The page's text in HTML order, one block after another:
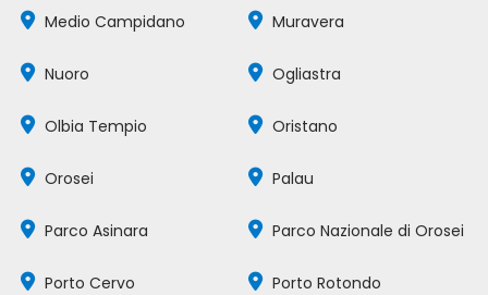
Medio Campidano Muravera
Nuoro Ogliastra
Olbia Tempio Oristano
Orosei Palau
Parco Asinara Parco Nazionale di Orosei
Porto Cervo Porto Rotondo